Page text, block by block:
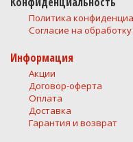
Политика
Согласие на
Информация
Акции
Договор-оферта
Оплата
Доставка
Гарантия и возврат